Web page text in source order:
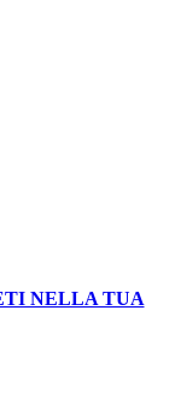
NELLA TUA